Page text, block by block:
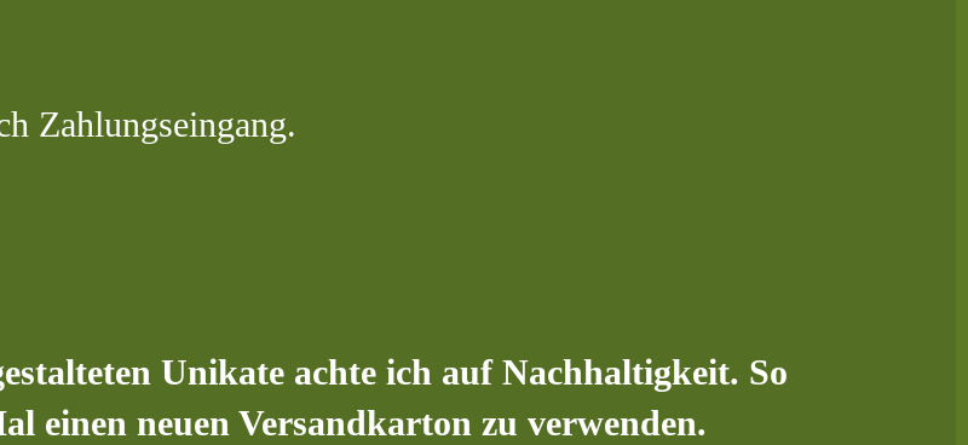
Zahlungseingang.
Unikate achte ich auf Nachhaltigkeit. So
einen neuen Versandkarton zu verwenden.